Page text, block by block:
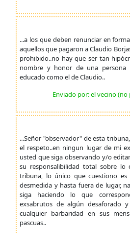
...a los que deben renunciar en
aquellos que pagaron a Claudio
prohibido..no hay que ser tan
nombre y honor de una persona
educado como el de Claudio..
Enviado por: el vecino
...Señor "observador" de esta
el respeto..en ningun lugar de mi
usted que siga observando y/o
su responsalibilidad total sobre lo
tribuna, lo único que cuestiono
desmedida y hasta fuera de lugar,
siga haciendo lo que
exsabrutos de algún desaforado
cualquier barbaridad en sus
pascuas..